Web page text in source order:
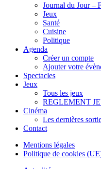
Journal du Jour –
Jeux
Santé
Cuisine
Politique
Agenda
Créer un compte
Ajouter votre
Spectacles
Jeux
Tous les jeux
REGLEMENT
Cinéma
Les dernières
Contact
Mentions légales
Politique de cookies